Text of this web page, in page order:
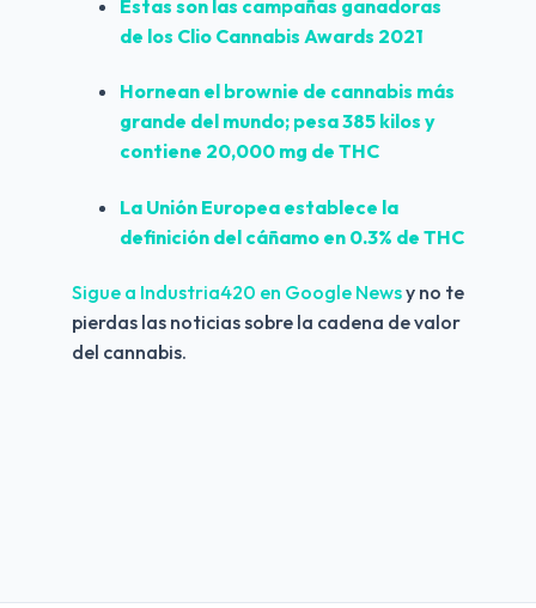
Estas son las campañas ganadoras
de los Clio Cannabis Awards 2021
Hornean el brownie de cannabis más
grande del mundo; pesa 385 kilos y
contiene 20,000 mg de THC
La Unión Europea establece la
definición del cáñamo en 0.3% de THC
Sigue a Industria420 en Google News y no te
pierdas las noticias sobre la cadena de valor
del cannabis.